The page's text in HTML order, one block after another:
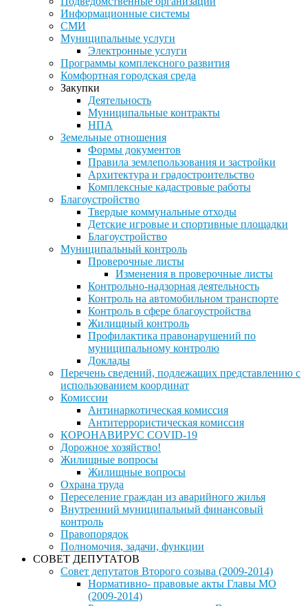
Информационные системы
СМИ
Муниципальные услуги
Электронные услуги
Программы комплексного развития
Комфортная городская среда
Закупки
Деятельность
Муниципальные контракты
НПА
Земельные отношения
Формы документов
Правила землепользования и застройки
Архитектура и градостроительство
Комплексные кадастровые работы
Благоустройство
Твердые коммунальные отходы
Детские игровые и спортивные площадки
Благоустройство
Муниципальный контроль
Проверочные листы
Изменения в проверочные листы
Контрольно-надзорная деятельность
Контроль на автомобильном транспорте
Контроль в сфере благоустройства
Жилищный контроль
Профилактика правонарушений по
муниципальному контролю
Доклады
Перечень сведений, подлежащих представлению с
использованием координат
Комиссии
Антинаркотическая комиссия
Антитеррористическая комиссия
КОРОНАВИРУС COVID-19
Дорожное хозяйство!
Жилищные вопросы
Жилищные вопросы
Охрана труда
Переселение граждан из аварийного жилья
Внутренний муниципальный финансовый
контроль
Правопорядок
Полномочия, задачи, функции
СОВЕТ ДЕПУТАТОВ
Совет депутатов Второго созыва (2009-2014)
Нормативно- правовые акты Главы МО
(2009-2014)